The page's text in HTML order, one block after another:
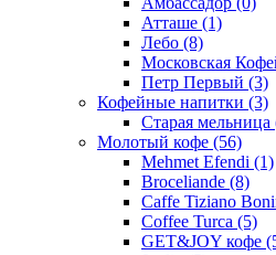
Атташе (1)
Лебо (8)
Московская
Петр Первый (3)
Кофейные напитки (3)
Старая мельница
Молотый кофе (56)
Mehmet Efendi (1)
Broceliande (8)
Caffe Tiziano
Coffee Turca (5)
GET&JOY кофе